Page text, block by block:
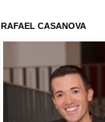
RAFAEL CASANOVA